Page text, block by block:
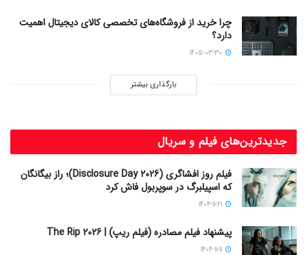
چرا خرید از فروشگاه‌های تخصصی کالای دیجیتال اهمیت
دارد؟
بارگذاری بیشتر
جدیدترین‌های فیلم و سریال
فیلم روز افشاگری (Disclosure Day 2026)؛ راز بیگانگان
که اسپیلبرگ در سوپربول فاش کرد
پیشنهاد فیلم مصادره (فیلم ریپ) | The Rip 2026